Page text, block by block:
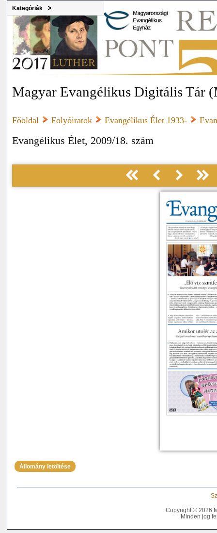
Kategóriák
Magyar Evangélikus Digitális Tár
Főoldal Folyóiratok Evangélikus Élet 1933-
Evangélikus Élet, 2009/18. szám
Állomány letöltése
Copyright © 2026
Minden jog